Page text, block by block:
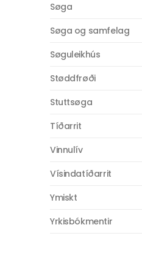
Søga
Søga og samfelag
Søguleikhús
Støddfrøði
Stuttsøga
Tíðarrit
Vinnulív
Vísindatíðarrit
Ymiskt
Yrkisbókmentir